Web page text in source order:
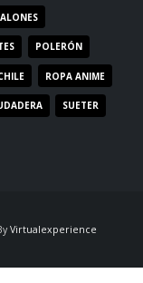
POLERÓN
ROPA ANIME
SUETER
Virtualexperience